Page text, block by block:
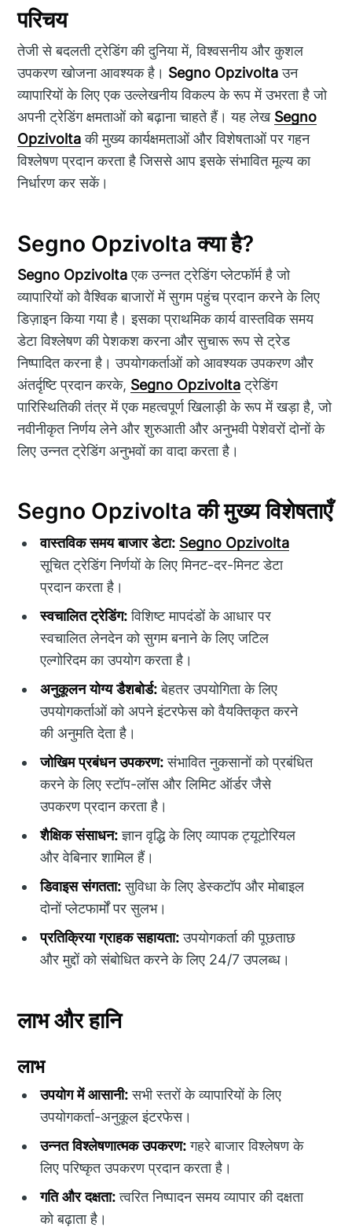
परिचय
तेजी से बदलती ट्रेडिंग की दुनिया में, विश्वसनीय और कुशल
उपकरण खोजना आवश्यक है। Segno Opzivoltaउन
व्यापारियों के लिए एक उल्लेखनीय विकल्प के रूप में उभरता है जो
अपनी ट्रेडिंग क्षमताओं को बढ़ाना चाहते हैं। यह लेख Segno
Opzivoltaकी मुख्य कार्यक्षमताओं और विशेषताओं पर गहन
विश्लेषण प्रदान करता है जिससे आप इसके संभावित मूल्य का
निर्धारण कर सकें।
Segno Opzivolta क्या है?
Segno Opzivoltaएक उन्नत ट्रेडिंग प्लेटफॉर्म है जो
व्यापारियों को वैश्विक बाजारों में सुगम पहुंच प्रदान करने के लिए
डिज़ाइन किया गया है। इसका प्राथमिक कार्य वास्तविक समय
डेटा विश्लेषण की पेशकश करना और सुचारू रूप से ट्रेड
निष्पादित करना है। उपयोगकर्ताओं को आवश्यक उपकरण और
अंतर्दृष्टि प्रदान करके, Segno Opzivoltaट्रेडिंग
पारिस्थितिकी तंत्र में एक महत्वपूर्ण खिलाड़ी के रूप में खड़ा है, जो
नवीनीकृत निर्णय लेने और शुरुआती और अनुभवी पेशेवरों दोनों के
लिए उन्नत ट्रेडिंग अनुभवों का वादा करता है।
Segno Opzivolta की मुख्य विशेषताएँ
वास्तविक समय बाजार डेटा: Segno Opzivolta
सूचित ट्रेडिंग निर्णयों के लिए मिनट-दर-मिनट डेटा
प्रदान करता है।
स्वचालित ट्रेडिंग:विशिष्ट मापदंडों के आधार पर
स्वचालित लेनदेन को सुगम बनाने के लिए जटिल
एल्गोरिदम का उपयोग करता है।
अनुकूलन योग्य डैशबोर्ड:बेहतर उपयोगिता के लिए
उपयोगकर्ताओं को अपने इंटरफेस को वैयक्तिकृत करने
की अनुमति देता है।
जोखिम प्रबंधन उपकरण:संभावित नुकसानों को प्रबंधित
करने के लिए स्टॉप-लॉस और लिमिट ऑर्डर जैसे
उपकरण प्रदान करता है।
शैक्षिक संसाधन:ज्ञान वृद्धि के लिए व्यापक ट्यूटोरियल
और वेबिनार शामिल हैं।
डिवाइस संगतता:सुविधा के लिए डेस्कटॉप और मोबाइल
दोनों प्लेटफार्मों पर सुलभ।
प्रतिक्रिया ग्राहक सहायता:उपयोगकर्ता की पूछताछ
और मुद्दों को संबोधित करने के लिए 24/7 उपलब्ध।
लाभ और हानि
लाभ
उपयोग में आसानी:सभी स्तरों के व्यापारियों के लिए
उपयोगकर्ता-अनुकूल इंटरफेस।
उन्नत विश्लेषणात्मक उपकरण:गहरे बाजार विश्लेषण के
लिए परिष्कृत उपकरण प्रदान करता है।
गति और दक्षता:त्वरित निष्पादन समय व्यापार की दक्षता
को बढ़ाता है।